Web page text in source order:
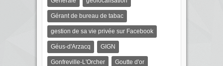
Gérant de bureau de tabac
gestion de sa vie privée sur Facebook
Géus-d'Arzacq GIGN
Gonfreville-L'Orcher Goutte d'or